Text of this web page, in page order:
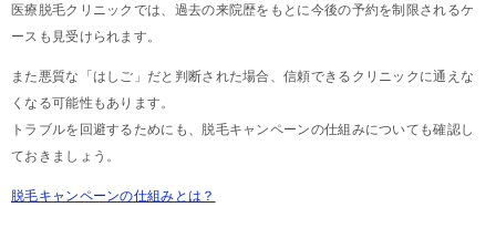
医療脱毛クリニックでは、過去の来院歴をもとに今後の予約を制限されるケ
ースも見受けられます。
また悪質な「はしご」だと判断された場合、信頼できるクリニックに通えな
くなる可能性もあります。
トラブルを回避するためにも、脱毛キャンペーンの仕組みについても確認し
ておきましょう。
脱毛キャンペーンの仕組みとは？